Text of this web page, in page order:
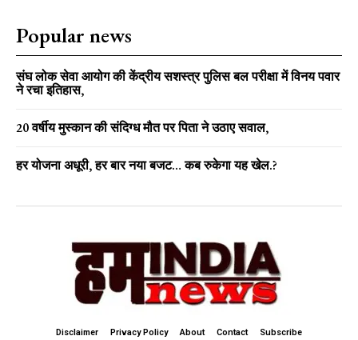
Popular news
संघ लोक सेवा आयोग की केंद्रीय सशस्त्र पुलिस बल परीक्षा में विनय पवार
ने रचा इतिहास,
20 वर्षीय मुस्कान की संदिग्ध मौत पर पिता ने उठाए सवाल,
हर योजना अधूरी, हर बार नया बजट… कब रुकेगा यह खेल.?
Disclaimer Privacy Policy About Contact Subscribe